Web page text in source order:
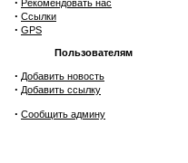
Рекомендовать нас
· Ссылки
· GPS
Пользователям
· Добавить новость
· Добавить ссылку
· Сообщить админу